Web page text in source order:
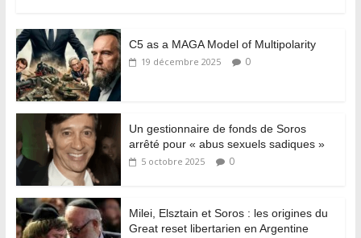
C5 as a MAGA Model of Multipolarity
19 décembre 2025 0
Un gestionnaire de fonds de Soros
arrêté pour « abus sexuels sadiques »
5 octobre 2025 0
Milei, Elsztain et Soros : les origines du
Great reset libertarien en Argentine